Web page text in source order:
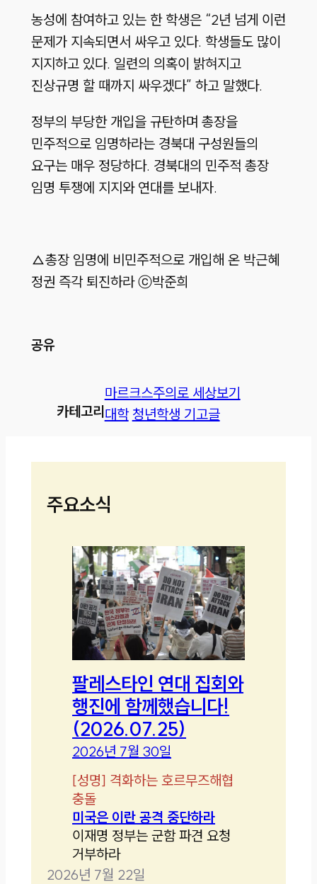
농성에 참여하고 있는 한 학생은 “2년 넘게 이런
문제가 지속되면서 싸우고 있다. 학생들도 많이
지지하고 있다. 일련의 의혹이 밝혀지고
진상규명 할 때까지 싸우겠다” 하고 말했다.
정부의 부당한 개입을 규탄하며 총장을
민주적으로 임명하라는 경북대 구성원들의
요구는 매우 정당하다. 경북대의 민주적 총장
임명 투쟁에 지지와 연대를 보내자.
△총장 임명에 비민주적으로 개입해 온 박근혜
정권 즉각 퇴진하라 ⓒ박준희
공유
카테고리
마르크스주의로 세상보기
대학 청년학생 기고글
주요소식
팔레스타인 연대 집회와
행진에 함께했습니다!
(2026.07.25)
2026년 7월 30일
[성명] 격화하는 호르무즈해협
충돌
미국은 이란 공격 중단하라
이재명 정부는 군함 파견 요청
거부하라
2026년 7월 22일